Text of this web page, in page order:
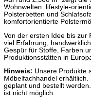
Wohnwelten: lifestyle-
Polsterbetten und
komfortorientierte
Von der ersten Idee bis zur
viel Erfahrung,
Gespür für Stoffe, Farben
Produktionsstätten in
Hinweis: Unsere Produkte
Möbelfachhandel erhältlich.
geplant und bestellt
ist nicht möglich.